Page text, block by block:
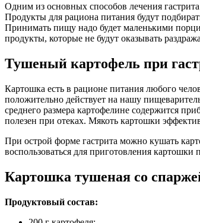
Одним из основных способов лечения
Продукты для рациона питания будут
Принимать пищу надо будет маленькими
продукты, которые не будут оказывать
Тушеный картофель при
Картошка есть в рационе питания любого
положительно действует на нашу
среднего размера картофелине содержится
полезен при отеках. Мякоть картошки
При острой форме гастрита можно кушать
воспользоваться для приготовления картошки
Картошка тушеная со
Продуктовый состав: